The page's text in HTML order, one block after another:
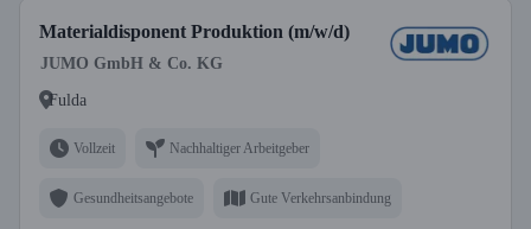
Materialdisponent Produktion (m/w/d)
JUMO GmbH & Co. KG
Fulda
Vollzeit Nachhaltiger Arbeitgeber
Gesundheitsangebote Gute Verkehrsanbindung